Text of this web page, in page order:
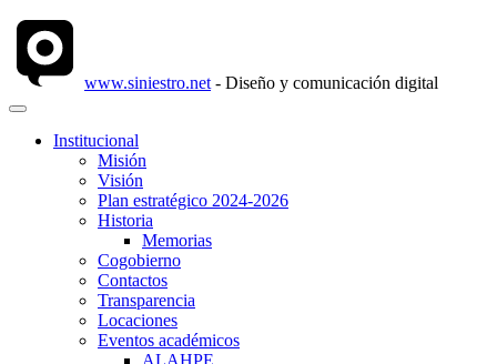
www.siniestro.net - Diseño y comunicación digital
Institucional
Misión
Visión
Plan estratégico 2024-2026
Historia
Memorias
Cogobierno
Contactos
Transparencia
Locaciones
Eventos académicos
ALAHPE